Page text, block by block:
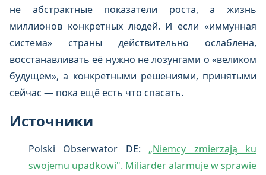
не абстрактные показатели роста, а жизнь
миллионов конкретных людей. И если «иммунная
система» страны действительно ослаблена,
восстанавливать её нужно не лозунгами о «великом
будущем», а конкретными решениями, принятыми
сейчас — пока ещё есть что спасать.
Источники
Polski Obserwator DE: „Niemcy zmierzają ku
swojemu upadkowi". Miliarder alarmuje w sprawie